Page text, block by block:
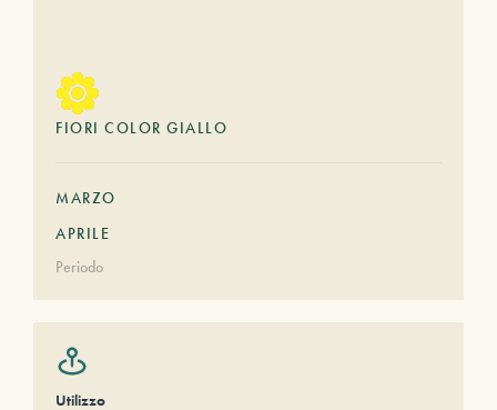
FIORI COLOR GIALLO
MARZO
APRILE
Periodo
Utilizzo